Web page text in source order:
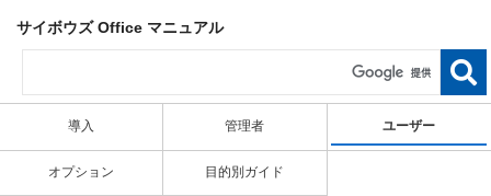
サイボウズ Office マニュアル
導入 管理者 ユーザー
オプション 目的別ガイド